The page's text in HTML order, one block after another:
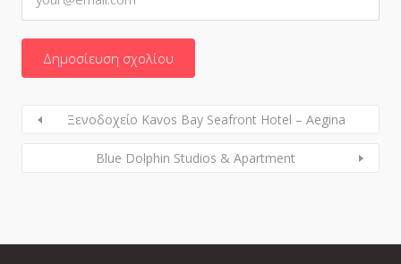
Ξενοδοχείο Kavos Bay Seafront Hotel – Aegina
Blue Dolphin Studios & Apartment